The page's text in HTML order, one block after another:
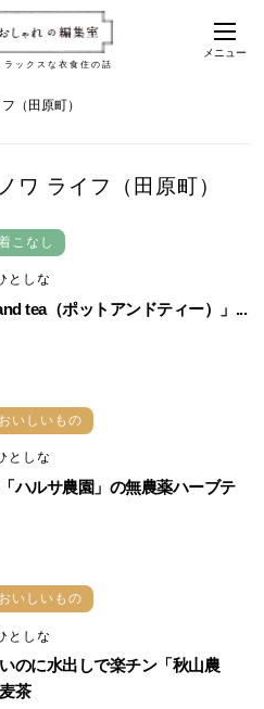
ラックスな衣食住の話
メニュー
（田原町）
ワ ライフ（田原町）
こなし
としな
tea（ポットアンドティー）」...
おいしいもの
としな
ハルサ農園」の無農薬ハーブテ
おいしいもの
としな
のに水出しで楽チン「秋山農
茶